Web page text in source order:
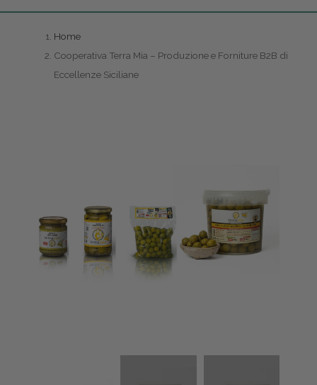
Home
Cooperativa Terra Mia – Produzione e Forniture B2B di
Eccellenze Siciliane